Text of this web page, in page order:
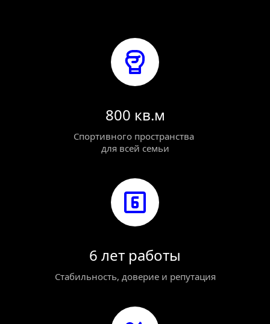
800 кв.м
Спортивного пространства
для всей семьи
6 лет работы
Стабильность, доверие и репутация